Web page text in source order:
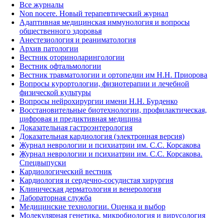
Все журналы
Non nocere. Новый терапевтический журнал
Адаптивная медицинская иммунология и вопросы
общественного здоровья
Анестезиология и реаниматология
Архив патологии
Вестник оториноларингологии
Вестник офтальмологии
Вестник травматологии и ортопедии им Н.Н. Приорова
Вопросы курортологии, физиотерапии и лечебной
физической культуры
Вопросы нейрохирургии имени Н.Н. Бурденко
Восстановительные биотехнологии, профилактическая,
цифровая и предиктивная медицина
Доказательная гастроэнтерология
Доказательная кардиология (электронная версия)
Журнал неврологии и психиатрии им. С.С. Корсакова
Журнал неврологии и психиатрии им. С.С. Корсакова.
Спецвыпуски
Кардиологический вестник
Кардиология и сердечно-сосудистая хирургия
Клиническая дерматология и венерология
Лабораторная служба
Медицинские технологии. Оценка и выбор
Молекулярная генетика, микробиология и вирусология